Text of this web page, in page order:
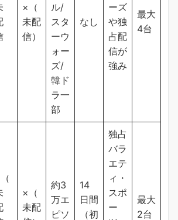
×（
未配
信）
ル/
スタ
ーウ
ォー
ズ/
韓ド
ラ一
部
なし
ーズ
や独
占配
信が
強み
最大
4台
×（
未配
約3
万エ
ピソ
14
日間
（初
独占
バラ
エテ
ィ・
スポ
ー
最大
2台